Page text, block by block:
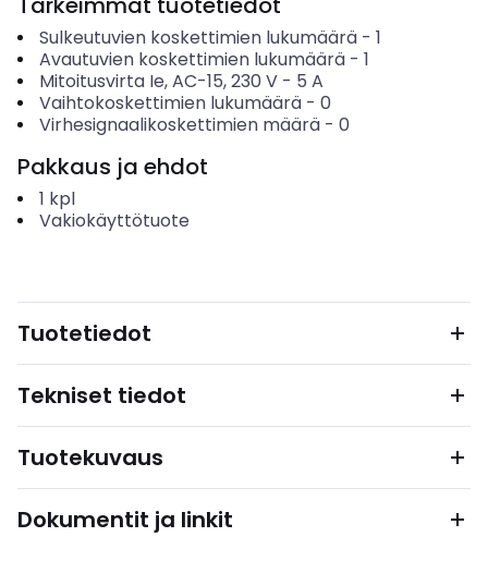
Sulkeutuvien koskettimien lukumäärä- 1
Avautuvien koskettimien lukumäärä- 1
Mitoitusvirta Ie, AC-15, 230 V- 5 A
Vaihtokoskettimien lukumäärä- 0
Virhesignaalikoskettimien määrä- 0
Pakkaus ja ehdot
1 kpl
Vakiokäyttötuote
Tuotetiedot
Tekniset tiedot
Tuotekuvaus
Dokumentit ja linkit